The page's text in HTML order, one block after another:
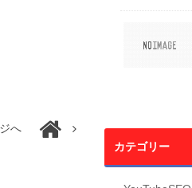
へ
カテゴリー